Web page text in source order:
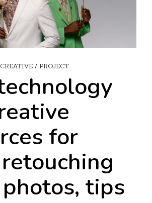
CREATIVE / PROJECT
for
tips